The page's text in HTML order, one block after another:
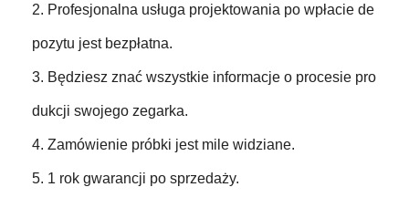
2. Profesjonalna usługa projektowania po wpłacie de
pozytu jest bezpłatna.
3. Będziesz znać wszystkie informacje o procesie pro
dukcji swojego zegarka.
4. Zamówienie próbki jest mile widziane.
5. 1 rok gwarancji po sprzedaży.